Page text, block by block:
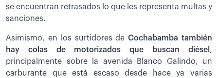
se encuentran retrasados lo que les representa multas y
sanciones.
Asimismo, en los surtidores de Cochabamba también
hay colas de motorizados que buscan diésel ,
principalmente sobre la avenida Blanco Galindo, un
carburante que está escaso desde hace ya varias